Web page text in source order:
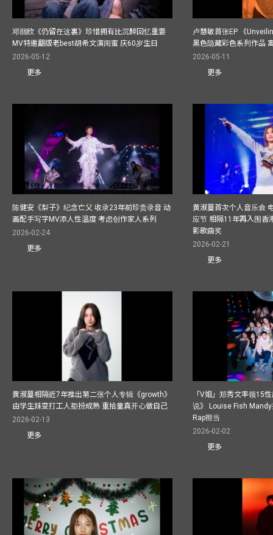
邓丽欣《仍留在这裏》珍惜拥有比沉醉回忆重要
MV特邀翻版老best胡希文演闺蜜 庆60岁生日
2026-05-12
更多
卢慧敏首张EP 《
黑色隐藏彩色系列作品
2026-05-11
更多
陈健安《梨子》纪念亡父 收录23年前珍贵录音 动
画配手写字MV添人性温度 考虑创作家人系列
2026-02-24
更多
黄淑蔓首次个人音乐会
应节 相隔11年再入围香
影歌曲奖
2026-02-21
更多
黄淑蔓相隔近7年推出第二张个人专辑《growth》
由学生妹变打工人拒扮成熟 重拾童真开心做自己
2026-02-13
更多
「V姐」郑秀文率领15
说》 Louise Fish
Rap担当
2026-02-02
更多